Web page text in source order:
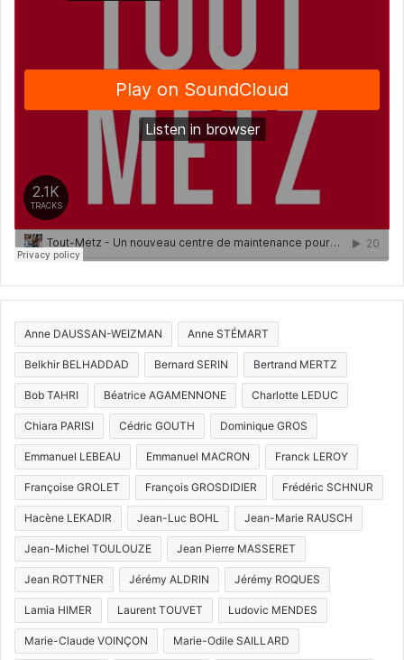
Anne DAUSSAN-WEIZMAN Anne STÉMART
Belkhir BELHADDAD Bernard SERIN Bertrand MERTZ
Bob TAHRI Béatrice AGAMENNONE Charlotte LEDUC
Chiara PARISI Cédric GOUTH Dominique GROS
Emmanuel LEBEAU Emmanuel MACRON Franck LEROY
Françoise GROLET François GROSDIDIER Frédéric SCHNUR
Hacène LEKADIR Jean-Luc BOHL Jean-Marie RAUSCH
Jean-Michel TOULOUZE Jean Pierre MASSERET
Jean ROTTNER Jérémy ALDRIN Jérémy ROQUES
Lamia HIMER Laurent TOUVET Ludovic MENDES
Marie-Claude VOINÇON Marie-Odile SAILLARD